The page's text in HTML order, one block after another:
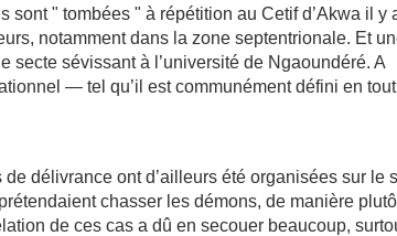
" tombées " à répétition au Cetif d’Akwa il y
notamment dans la zone septentrionale. Et
secte sévissant à l’université de Ngaoundéré. A
— tel qu’il est communément défini en tout
délivrance ont d’ailleurs été organisées sur le
chasser les démons, de manière
de ces cas a dû en secouer beaucoup,